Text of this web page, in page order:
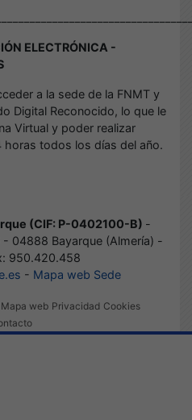
ELECTRÓNICA -
a la sede de la FNMT y
Digital Reconocido, lo que le
Virtual y poder realizar
todos los días del año.
(CIF: P-0402100-B) -
- 04888 Bayarque (Almería) -
950.420.458
- Mapa web Sede
Mapa web Privacidad Cookies